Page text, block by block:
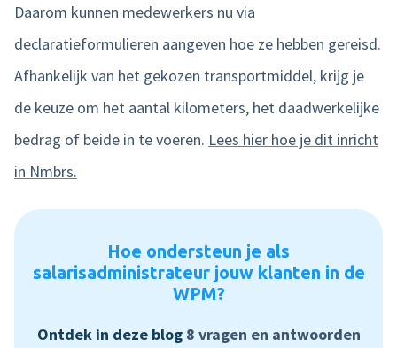
Daarom kunnen medewerkers nu via
declaratieformulieren aangeven hoe ze hebben gereisd.
Afhankelijk van het gekozen transportmiddel, krijg je
de keuze om het aantal kilometers, het daadwerkelijke
bedrag of beide in te voeren. Lees hier hoe je dit inricht
in Nmbrs.
Hoe ondersteun je als
salarisadministrateur jouw klanten in de
WPM?
Ontdek in deze blog 8 vragen en antwoorden